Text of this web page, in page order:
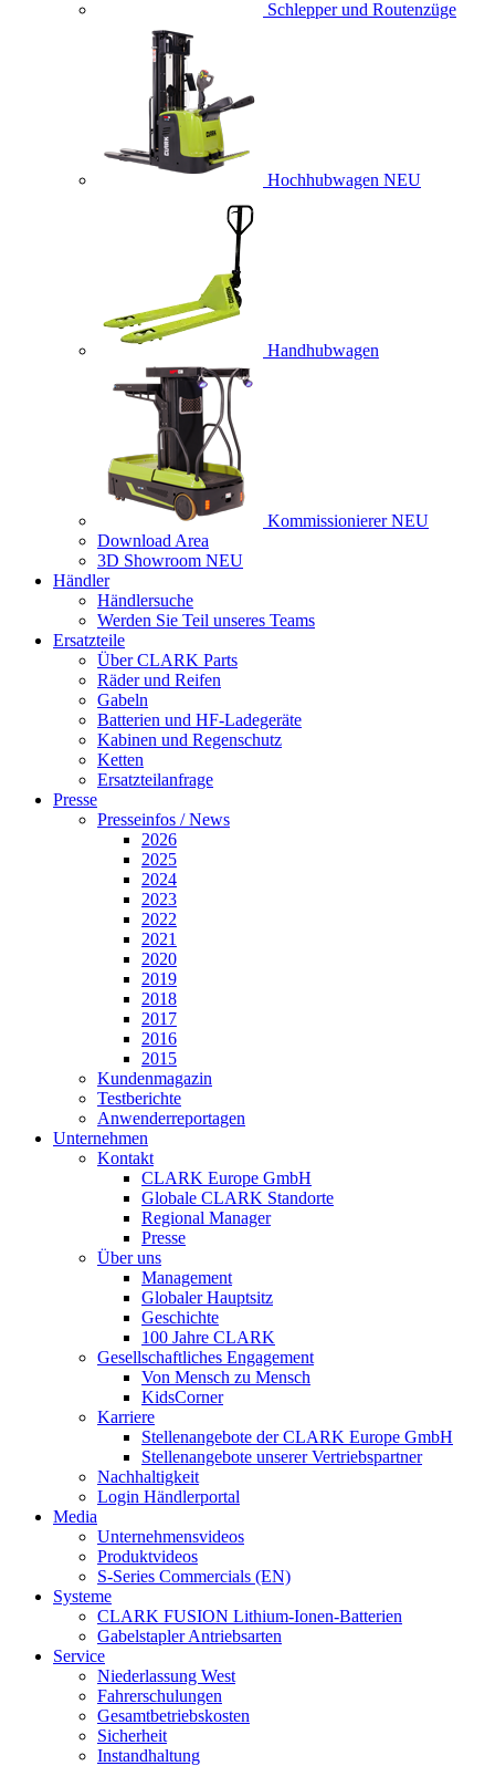
Schlepper und Routenzüge
Hochhubwagen NEU
Handhubwagen
Kommissionierer NEU
Download Area
3D Showroom NEU
Händler
Händlersuche
Werden Sie Teil unseres Teams
Ersatzteile
Über CLARK Parts
Räder und Reifen
Gabeln
Batterien und HF-Ladegeräte
Kabinen und Regenschutz
Ketten
Ersatzteilanfrage
Presse
Presseinfos / News
2026
2025
2024
2023
2022
2021
2020
2019
2018
2017
2016
2015
Kundenmagazin
Testberichte
Anwenderreportagen
Unternehmen
Kontakt
CLARK Europe GmbH
Globale CLARK Standorte
Regional Manager
Presse
Über uns
Management
Globaler Hauptsitz
Geschichte
100 Jahre CLARK
Gesellschaftliches Engagement
Von Mensch zu Mensch
KidsCorner
Karriere
Stellenangebote der CLARK Europe GmbH
Stellenangebote unserer Vertriebspartner
Nachhaltigkeit
Login Händlerportal
Media
Unternehmensvideos
Produktvideos
S-Series Commercials (EN)
Systeme
CLARK FUSION Lithium-Ionen-Batterien
Gabelstapler Antriebsarten
Service
Niederlassung West
Fahrerschulungen
Gesamtbetriebskosten
Sicherheit
Instandhaltung